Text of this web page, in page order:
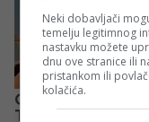
Neki dobavljači
temelju legitimnog
nastavku možete
dnu ove stranice ili
pristankom ili
kolačića.